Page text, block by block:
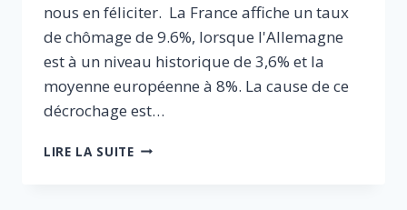
nous en féliciter. La France affiche un taux
de chômage de 9.6%, lorsque l'Allemagne
est à un niveau historique de 3,6% et la
moyenne européenne à 8%. La cause de ce
décrochage est…
LIRE LA SUITEDROIT